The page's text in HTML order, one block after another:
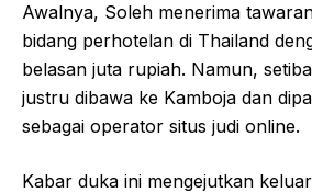
Awalnya, Soleh menerima
bidang perhotelan di Thailand
belasan juta rupiah. Namun,
justru dibawa ke Kamboja dan
sebagai operator situs judi online.
Kabar duka ini mengejutkan